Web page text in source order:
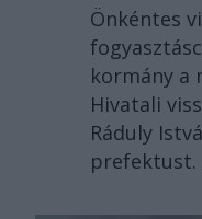
Önkéntes
kormány a
Hivatali
Ráduly
prefektust.